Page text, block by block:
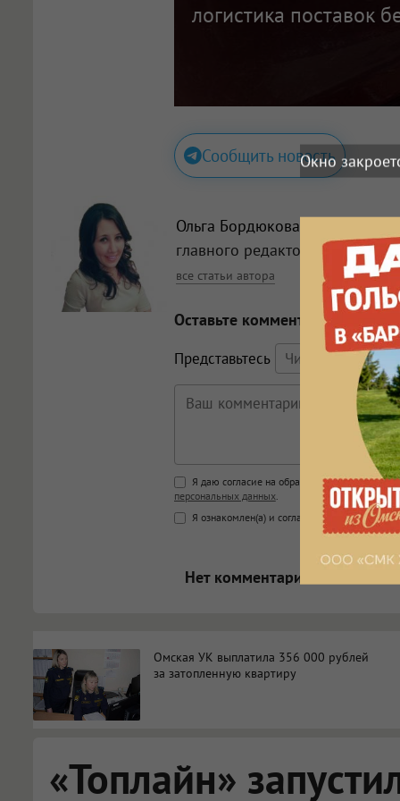
логистика поставок
Сообщить новость
Ольга Бордюкова
главного редактора
все статьи автора
Оставьте комментарий
Представьтесь
Поддержка HTML
<b>, <strong>, <u>, <i>, <em>,
<blockquote>, <code>
[img]адрес[/img] будет
Я даю согласие на обработку моих
персональных данных.
Я ознакомлен(а) и согласен(а) с
Правилами
Нет комментариев.
Омская УК выплатила 356 000 рублей
за затопленную квартиру
«Топлайн»
Окно